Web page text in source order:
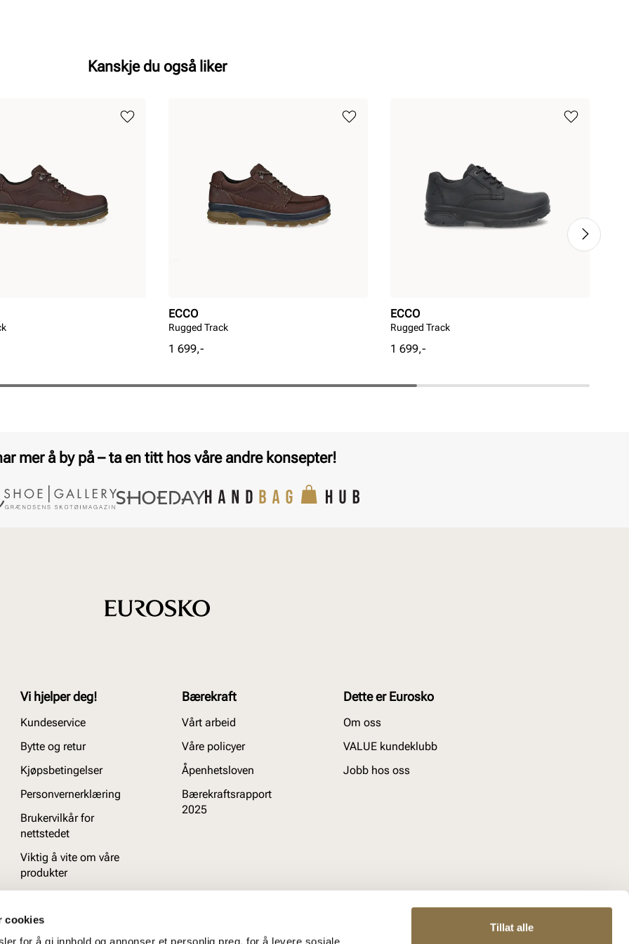
cookies
for å gi innhold og annonser et personlig preg, for å levere sosiale
Tillat alle
Kanskje du også liker
ECCO
Rugged Track
Pris
1 699,-
ECCO
Rugged Track
Pris
1 699,-
mer å by på – ta en titt hos våre andre konsepter!
Vi hjelper deg!
Kundeservice
Bytte og retur
Kjøpsbetingelser
Personvernerklæring
Brukervilkår for
nettstedet
Viktig å vite om våre
produkter
Bærekraft
Vårt arbeid
Våre policyer
Åpenhetsloven
Bærekraftsrapport
2025
Dette er Eurosko
Om oss
VALUE kundeklubb
Jobb hos oss